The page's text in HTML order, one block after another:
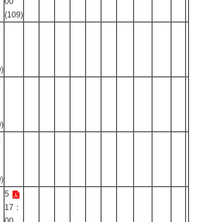
(109)
5
17：